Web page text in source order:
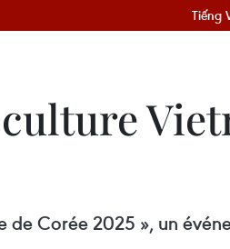
Tiếng
Corée 2025 », un